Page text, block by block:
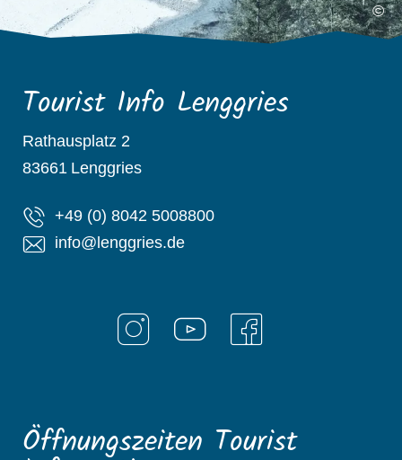
©
Tourist Info Lenggries
Rathausplatz 2
83661 Lenggries
+49 (0) 8042 5008800
info@lenggries.de
Öffnungszeiten Tourist